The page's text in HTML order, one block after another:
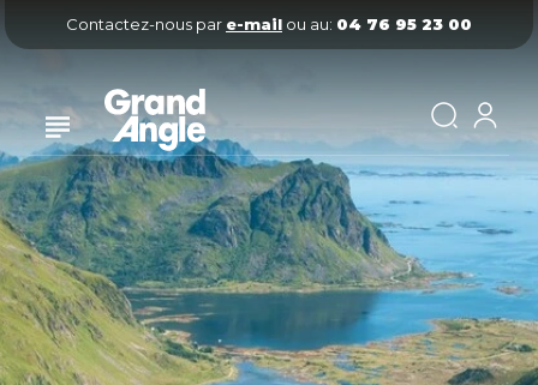
Contactez-nous par e-mail ou au: 04 76 95 23 00